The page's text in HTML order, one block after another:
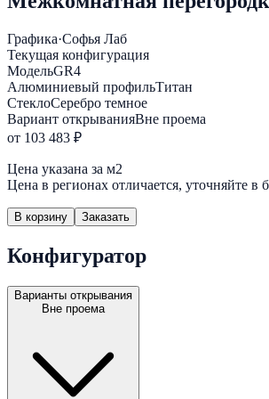
Графика·Софья Лаб
Текущая конфигурация
МодельGR4
Алюминиевый профильТитан
СтеклоСеребро темное
Вариант открыванияВне проема
от 103 483 ₽
Цена указана за м2
Цена в регионах отличается, уточняйте
В корзину Заказать
Конфигуратор
Варианты открывания
Вне проема